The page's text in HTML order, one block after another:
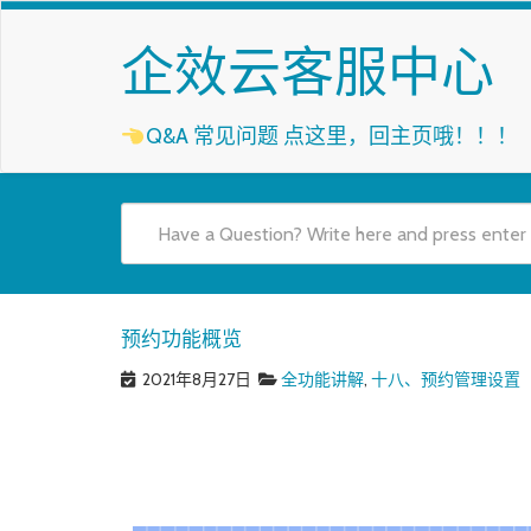
企效云客服中心
Q&A 常见问题 点这里，回主页哦！！！
预约功能概览
2021年8月27日 全功能讲解, 十八、预约管理设置